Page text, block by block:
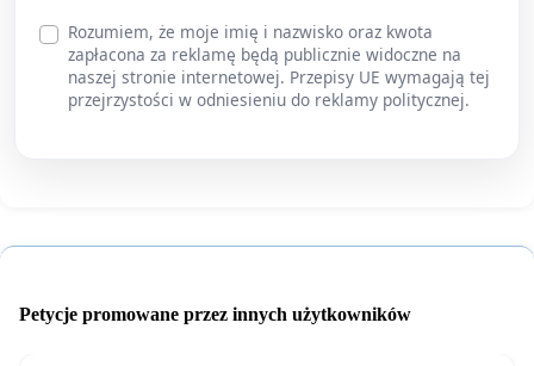
Rozumiem, że moje imię i nazwisko oraz kwota
zapłacona za reklamę będą publicznie widoczne na
naszej stronie internetowej. Przepisy UE wymagają tej
przejrzystości w odniesieniu do reklamy politycznej.
Petycje promowane przez innych użytkowników